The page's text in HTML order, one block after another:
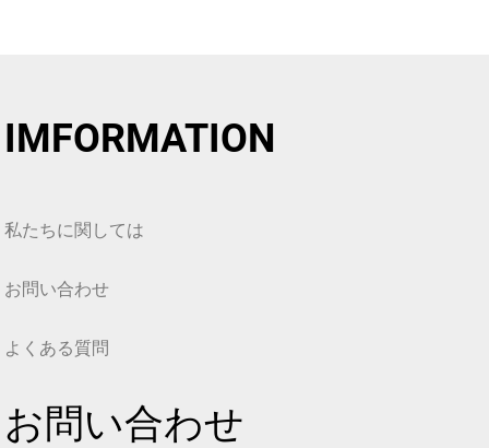
IMFORMATION
私たちに関しては
お問い合わせ
よくある質問
お問い合わせ